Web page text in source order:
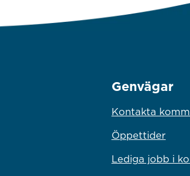
Genvägar
Kontakta
Öppettider
Lediga jobb i